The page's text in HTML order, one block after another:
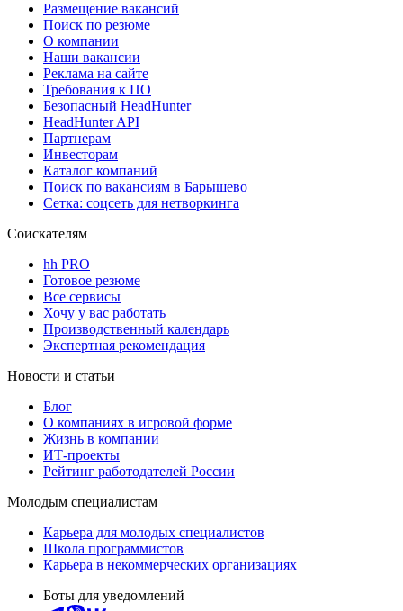
Размещение вакансий
Поиск по резюме
О компании
Наши вакансии
Реклама на сайте
Требования к ПО
Безопасный HeadHunter
HeadHunter API
Партнерам
Инвесторам
Каталог компаний
Поиск по вакансиям в Барышево
Сетка: соцсеть для нетворкинга
Соискателям
hh PRO
Готовое резюме
Все сервисы
Хочу у вас работать
Производственный календарь
Экспертная рекомендация
Новости и статьи
Блог
О компаниях в игровой форме
Жизнь в компании
ИТ-проекты
Рейтинг работодателей России
Молодым специалистам
Карьера для молодых специалистов
Школа программистов
Карьера в некоммерческих организациях
Боты для уведомлений